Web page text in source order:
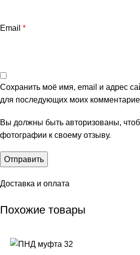
Email *
Сохранить моё имя, email и адрес
для последующих моих
Вы должны быть авторизованы,
фотографии к своему отзыву.
Доставка и оплата
Похожие товары